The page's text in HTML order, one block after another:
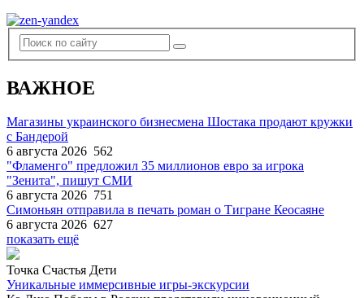
ВАЖНОЕ
Магазины украинского бизнесмена Шостака продают кружки
с Бандерой
6 августа 2026 562
"Фламенго" предложил 35 миллионов евро за игрока
"Зенита", пишут СМИ
6 августа 2026 751
Симоньян отправила в печать роман о Тигране Кеосаяне
6 августа 2026 627
показать ещё
Точка Счастья Дети
Уникальные иммерсивные игры-экскурсии